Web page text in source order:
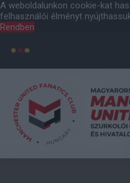
A weboldalunkon cookie-kat
felhasználói élményt
Rendben